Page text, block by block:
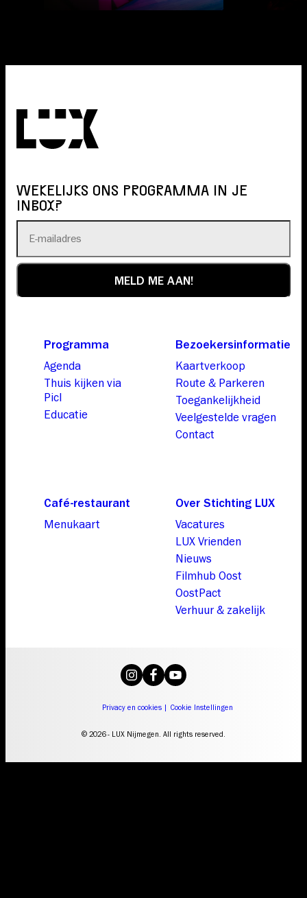
WEKELIJKS ONS PROGRAMMA IN JE
INBOX?
Programma
Agenda
Thuis kijken via
Picl
Educatie
Bezoekersinformatie
Kaartverkoop
Route & Parkeren
Toegankelijkheid
Veelgestelde vragen
Contact
Café-restaurant
Menukaart
Over Stichting LUX
Vacatures
LUX Vrienden
Nieuws
Filmhub Oost
OostPact
Verhuur & zakelijk
Privacy en cookies | Cookie Instellingen
© 2026 - LUX Nijmegen. All rights reserved.